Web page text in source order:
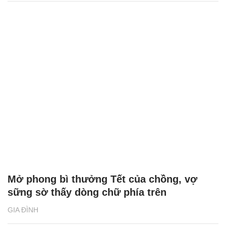
GIA ĐÌNH
Mở phong bì thưởng Tết của chồng, vợ
sững sờ thấy dòng chữ phía trên